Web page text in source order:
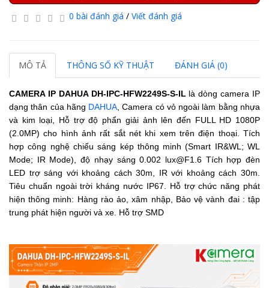
0 bài đánh giá / Viết đánh giá
MÔ TẢ THÔNG SỐ KỸ THUẬT ĐÁNH GIÁ (0)
CAMERA IP DAHUA DH-IPC-HFW2249S-S-IL là dòng camera IP
dạng thân của hãng DAHUA , Camera có vỏ ngoài làm bằng nhựa
và kim loại, Hỗ trợ độ phẩn giải ảnh lên đến FULL HD 1080P
(2.0MP) cho hình ảnh rất sắt nét khi xem trên điện thoại. Tích
hợp công nghệ chiếu sáng kép thông minh (Smart IR&WL; WL
Mode; IR Mode), độ nhạy sáng 0.002 lux@F1.6 Tích hợp đèn
LED trợ sáng với khoảng cách 30m, IR với khoảng cách 30m.
Tiêu chuẩn ngoài trời kháng nước IP67. Hỗ trợ chức năng phát
hiện thông minh: Hàng rào ảo, xâm nhập, Bảo vệ vành đai : tập
trung phát hiện người và xe. Hỗ trợ SMD